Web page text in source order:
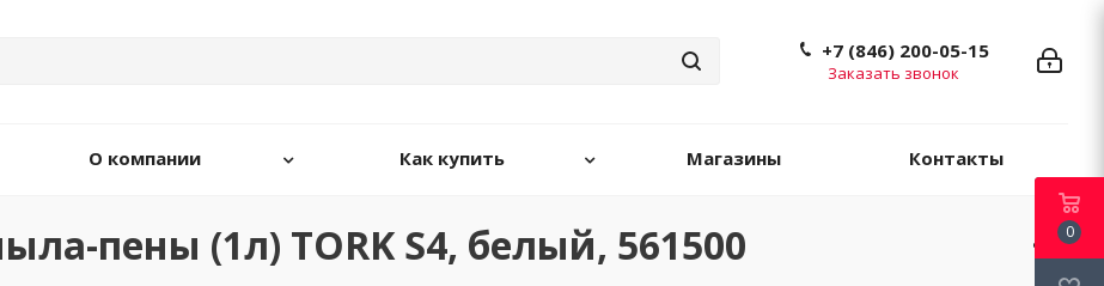
+7 (846) 200-05-15
Заказать звонок
О компании Как купить Магазины Контакты
пены (1л) TORK S4, белый, 561500 0